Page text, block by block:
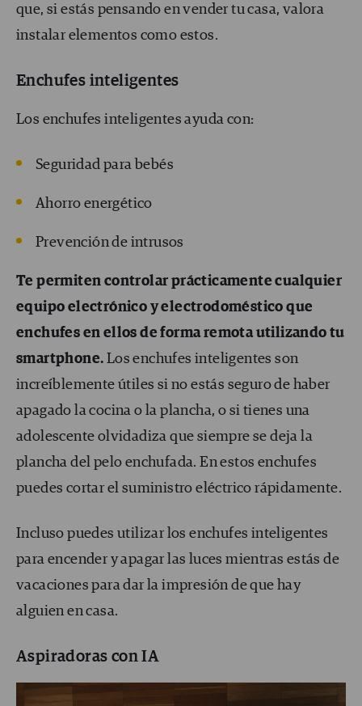
que, si estás pensando en vender tu casa, valora
instalar elementos como estos.
Enchufes inteligentes
Los enchufes inteligentes ayuda con:
Seguridad para bebés
Ahorro energético
Prevención de intrusos
Te permiten controlar prácticamente cualquier
equipo electrónico y electrodoméstico que
enchufes en ellos de forma remota utilizando tu
smartphone. Los enchufes inteligentes son
increíblemente útiles si no estás seguro de haber
apagado la cocina o la plancha, o si tienes una
adolescente olvidadiza que siempre se deja la
plancha del pelo enchufada. En estos enchufes
puedes cortar el suministro eléctrico rápidamente.
Incluso puedes utilizar los enchufes inteligentes
para encender y apagar las luces mientras estás de
vacaciones para dar la impresión de que hay
alguien en casa.
Aspiradoras con IA